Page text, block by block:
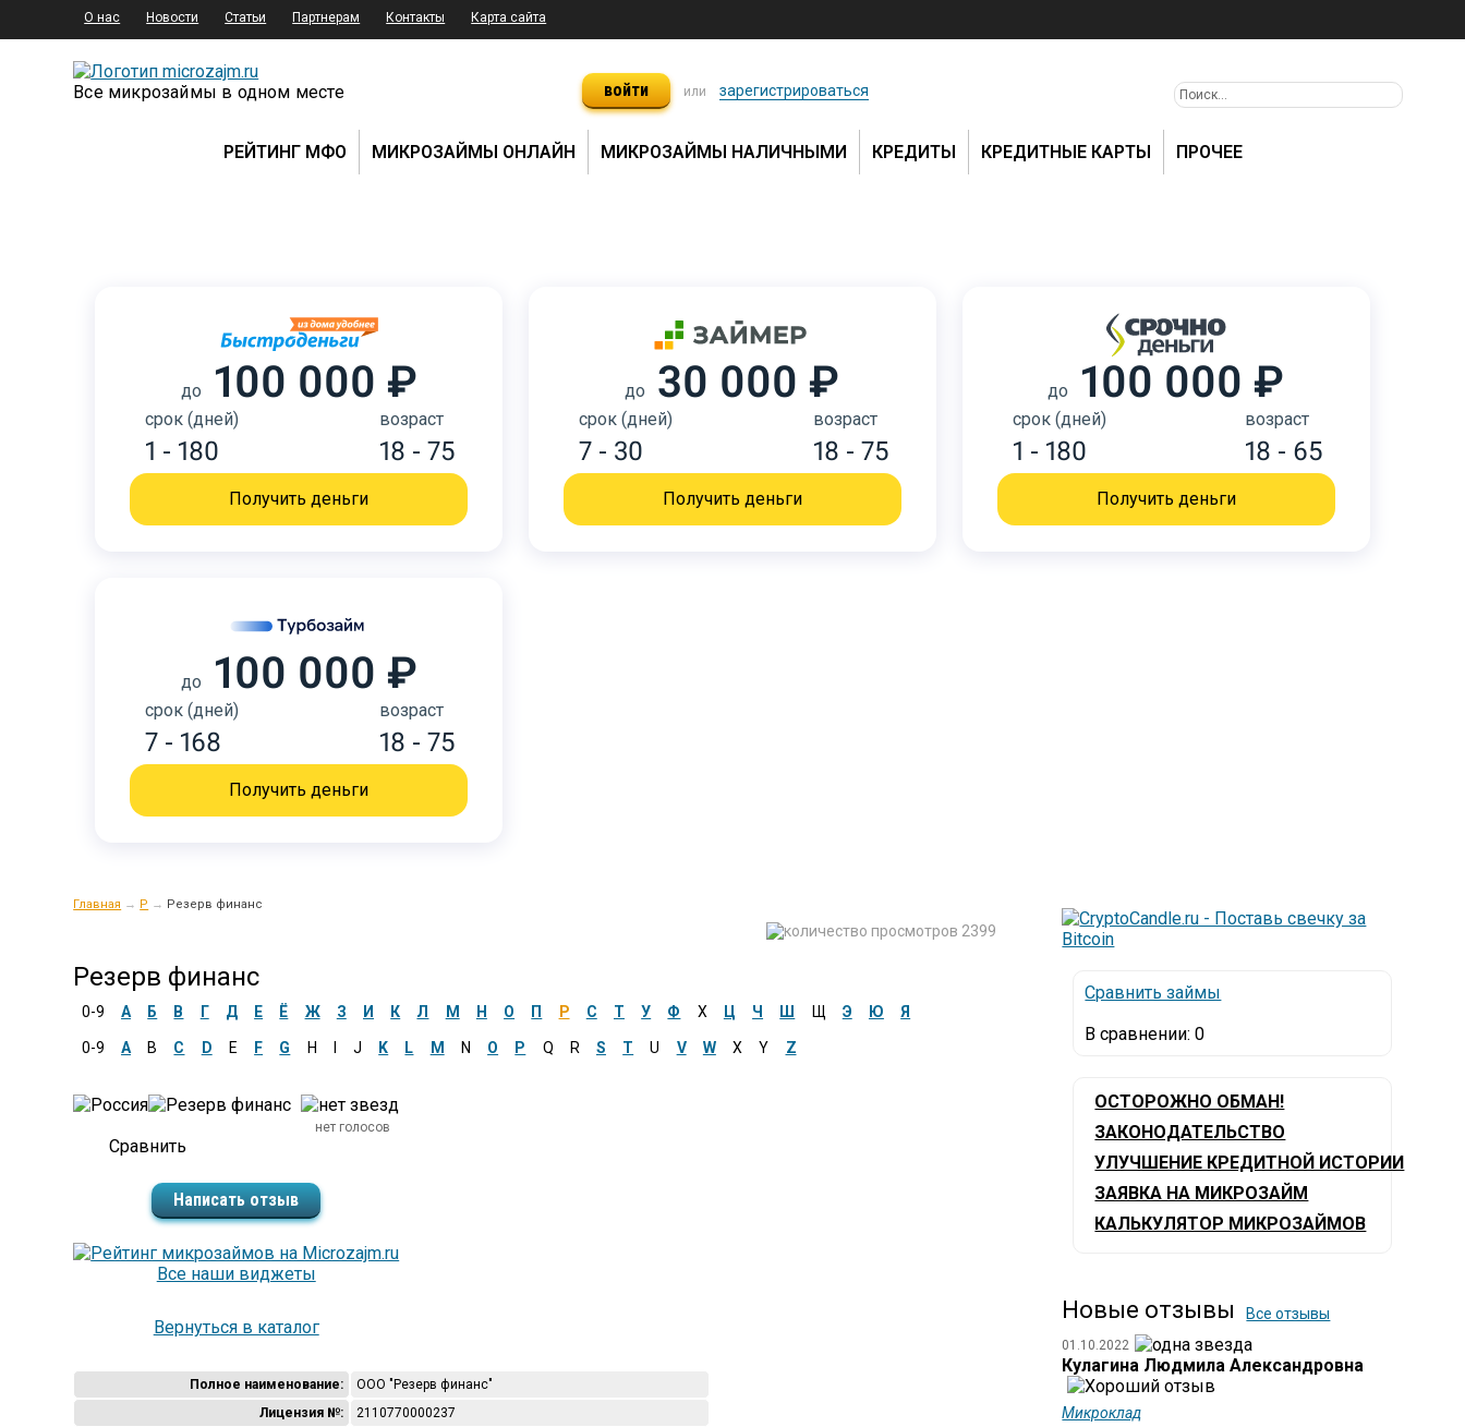
О нас Новости Статьи Партнерам Контакты Карта сайта
Все микрозаймы в одном месте войти или зарегистрироваться
РЕЙТИНГ МФО МИКРОЗАЙМЫ ОНЛАЙН МИКРОЗАЙМЫ НАЛИЧНЫМИ КРЕДИТЫ КРЕДИТНЫЕ КАРТЫ ПРОЧЕЕ
до 100 000 ₽
срок (дней)
1 - 180
возраст
18 - 75
Получить деньги
до 30 000 ₽
срок (дней)
7 - 30
возраст
18 - 75
Получить деньги
до 100 000 ₽
срок (дней)
1 - 180
возраст
18 - 65
Получить деньги
до 100 000 ₽
срок (дней)
7 - 168
возраст
18 - 75
Получить деньги
Главная → Р → Резерв финанс
2399
Резерв финанс
0-9 А Б В Г Д Е Ё Ж З И К Л М Н О П Р С Т У Ф Х Ц Ч Ш Щ Э Ю Я
0-9 A B C D E F G H J K L M N O P Q R S T U V W X Y Z
нет голосов
Написать отзыв
Все наши виджеты
Вернуться в каталог
Полное наименование:
ООО "Резерв финанс"
Лицензия №:
2110770000237
Сравнить займы
В сравнении:0
ОСТОРОЖНО ОБМАН!
ЗАКОНОДАТЕЛЬСТВО
УЛУЧШЕНИЕ КРЕДИТНОЙ ИСТОРИИ
ЗАЯВКА НА МИКРОЗАЙМ
КАЛЬКУЛЯТОР МИКРОЗАЙМОВ
Новые отзывы Все отзывы
01.10.2022
Кулагина Людмила Александровна
Микроклад